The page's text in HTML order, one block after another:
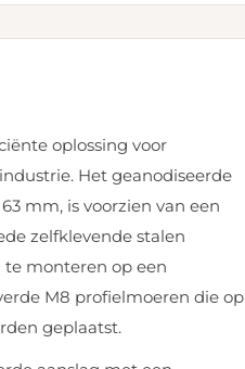
oplossing voor
Het geanodiseerde
mm, is voorzien van een
zelfklevende stalen
monteren op een
M8 profielmoeren die op
geplaatst.